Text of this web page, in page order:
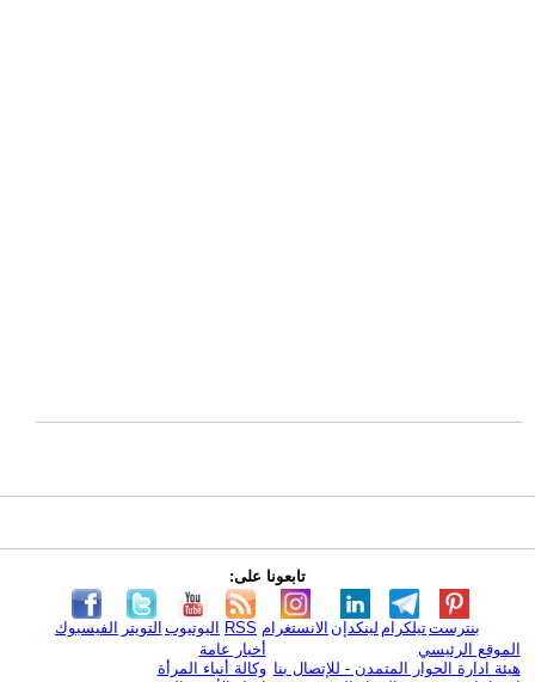
تابعونا على:
الفيسبوك التويتر اليوتيوب RSS الانستغرام لينكدإن تيلكرامبنترست
الموقع الرئيسي
هيئة ادارة الحوار المتمدن - للإتصال بنا
أخبار عامة
وكالة أنباء المرأة